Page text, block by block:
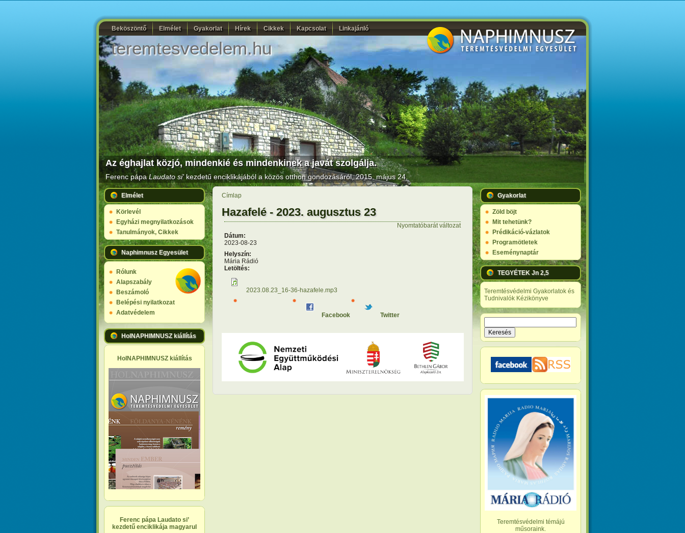
Beköszöntő Elmélet Gyakorlat Hírek Cikkek Kapcsolat Linkajánló
teremtesvedelem.hu
Az éghajlat közjó, mindenkié és mindenkinek a javát szolgálja.
Ferenc pápaLaudato si'kezdetű enciklikájából a közös otthon gondozásáról, 2015. május 24.
Elmélet
Körlevél
Egyházi megnyilatkozások
Tanulmányok, Cikkek
Naphimnusz Egyesület
Rólunk
Alapszabály
Beszámoló
Belépési nyilatkozat
Adatvédelem
HolNAPHIMNUSZ kiállítás
HolNAPHIMNUSZ kiállítás
Ferenc pápa Laudato si’
kezdetű enciklikája magyarul
Címlap
Hazafelé - 2023. augusztus 23
Nyomtatóbarát változat
Dátum:
2023-08-23
Helyszín:
Mária Rádió
Letöltés:
2023.08.23_16-36-hazafele.mp3
Facebook Twitter
Gyakorlat
Zöld böjt
Mit tehetünk?
Prédikáció-vázlatok
Programötletek
Eseménynaptár
TEGYÉTEK Jn 2,5
Teremtésvédelmi Gyakorlatok és
Tudnivalók Kézikönyve
Keresés űrlap
Teremtésvédelmi témájú
műsoraink.